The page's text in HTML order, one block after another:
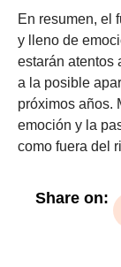
En resumen, el
y lleno de
estarán atentos
a la posible
próximos años.
emoción y la
como fuera del
Share on: